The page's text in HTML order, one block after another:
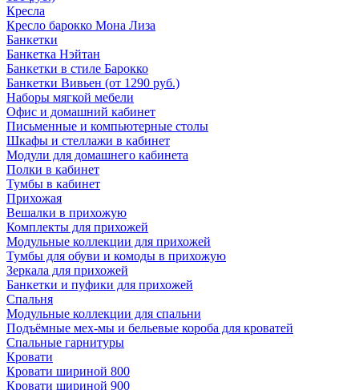
Кресла
Кресло барокко Мона Лиза
Банкетки
Банкетка Нэйтан
Банкетки в стиле Барокко
Банкетки Вивьен (от 1290 руб.)
Наборы мягкой мебели
Офис и домашний кабинет
Письменные и компьютерные столы
Шкафы и стеллажи в кабинет
Модули для домашнего кабинета
Полки в кабинет
Тумбы в кабинет
Прихожая
Вешалки в прихожую
Комплекты для прихожей
Модульные коллекции для прихожей
Тумбы для обуви и комоды в прихожую
Зеркала для прихожей
Банкетки и пуфики для прихожей
Спальня
Модульные коллекции для спальни
Подъёмные мех-мы и бельевые короба для кроватей
Спальные гарнитуры
Кровати
Кровати шириной 800
Кровати шириной 900